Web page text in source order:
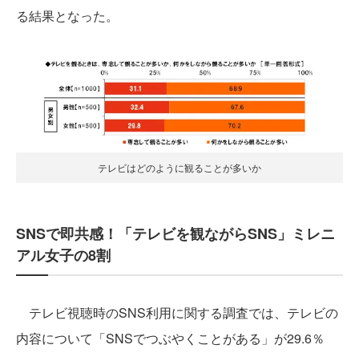
る結果となった。
テレビはどのように観ることが多いか
SNSで即共感！「テレビを観ながらSNS」ミレニ
アル女子の8割
テレビ視聴時のSNS利用に関する調査では、テレビの
内容について「SNSでつぶやくことがある」が29.6％